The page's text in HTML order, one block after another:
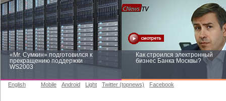
«Mr. Сумкин» подготовился к
прекращению поддержки
WS2003
Как строился электронный
бизнес Банка Москвы?
English Mobile Android Light Twitter (topnews) Facebook